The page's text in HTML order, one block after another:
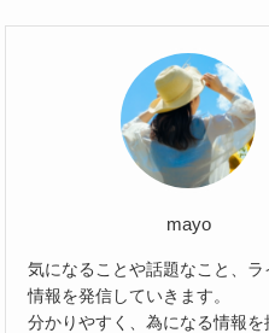
mayo
気になることや話題なこと、ラ
情報を発信していきます。
分かりやすく、為になる情報を